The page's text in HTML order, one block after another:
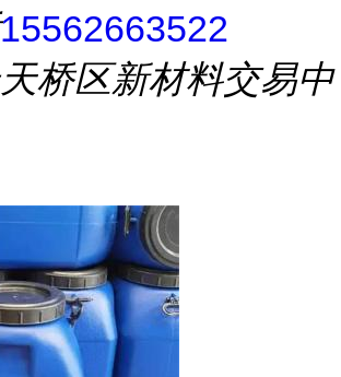
15562663522
天桥区新材料交易中